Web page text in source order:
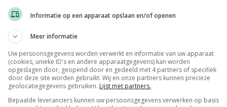
de met nutriënten verontreinigde gebieden,
van de hoeveelheid dierlijke mest die mag worden
Eerder vroegen de organisaties dit ook
uitdrukkelijk niet de ogen te sluiten voor de
Informatie op een apparaat opslaan en/of openen
Meer informatie
Uw persoonsgegevens worden verwerkt en informatie van uw apparaat
(cookies, unieke ID's en andere apparaatgegevens) kan worden
opgeslagen door, geopend door en gedeeld met 4 partners of specifiek
door deze site worden gebruikt. Wij en onze partners kunnen precieze
geolocatiegegevens gebruiken. Lijst met partners.
Bepaalde leveranciers kunnen uw persoonsgegevens verwerken op basis